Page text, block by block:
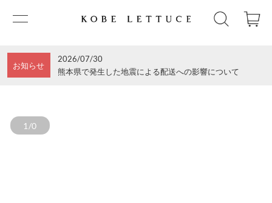
お知らせ
2026/07/30
熊本県で発生した地震による配送への影響について
1/0